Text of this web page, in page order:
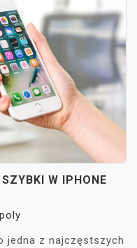
W IPHONE
poly
jedna z najczęstszych